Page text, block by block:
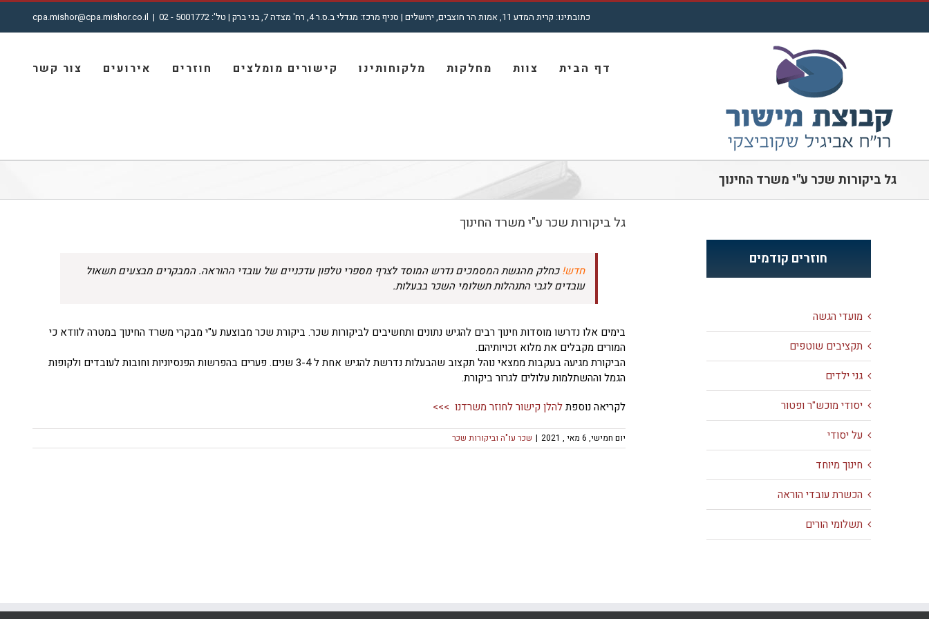
דלג
כתובתינו: קרית המדע 11, אמות הר חוצבים, ירושלים | סניף מרכז: מגדלי ב.ס.ר 4, רח' מצדה 7, בני ברק | טל': 5001772 - 02 |
cpa.mishor@cpa.mishor.co.il
חיפוש...
דף הבית צוות מחלקות מלקוחותינו קישורים מומלצים חוזרים אירועים צור קשר
גל ביקורות שכר ע"י משרד החינוך
גל ביקורות שכר ע"י משרד החינוך
חדש!כחלק מהגשת המסמכים נדרש המוסד לצרף מספרי טלפון עדכניים של עובדי ההוראה. המבקרים מבצעים תשאול
עובדים לגבי התנהלות תשלומי השכר בבעלות.
בימים אלו נדרשו מוסדות חינוך רבים להגיש נתונים ותחשיבים לביקורות שכר. ביקורת שכר מבוצעת ע"י מבקרי משרד החינוך במטרה לוודא כי
המורים מקבלים את מלוא זכויותיהם.
הביקורת מגיעה בעקבות ממצאי נוהל תקצוב שהבעלות נדרשת להגיש אחת ל 3-4 שנים. פערים בהפרשות הפנסיוניות וחובות לעובדים ולקופות
הגמל וההשתלמות עלולים לגרור ביקורת.
לקריאה נוספתלהלן קישור לחוזר משרדנו >>>
יום חמישי, 6 מאי , 2021 | שכר עו"ה וביקורות שכר
חוזרים קודמים
מועדי הגשה
תקציבים שוטפים
גני ילדים
יסודי מוכש"ר ופטור
על יסודי
חינוך מיוחד
הכשרת עובדי הוראה
תשלומי הורים